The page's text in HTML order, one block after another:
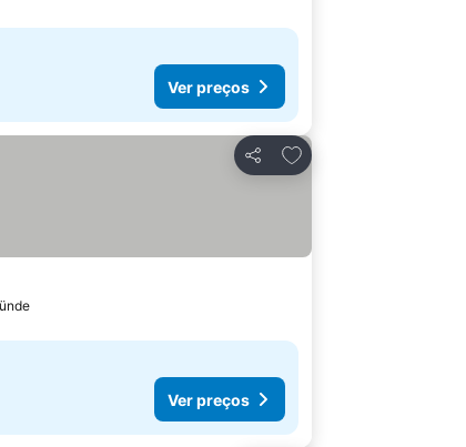
Ver preços
Partilhar
Adicionar aos favoritos
Ver preços